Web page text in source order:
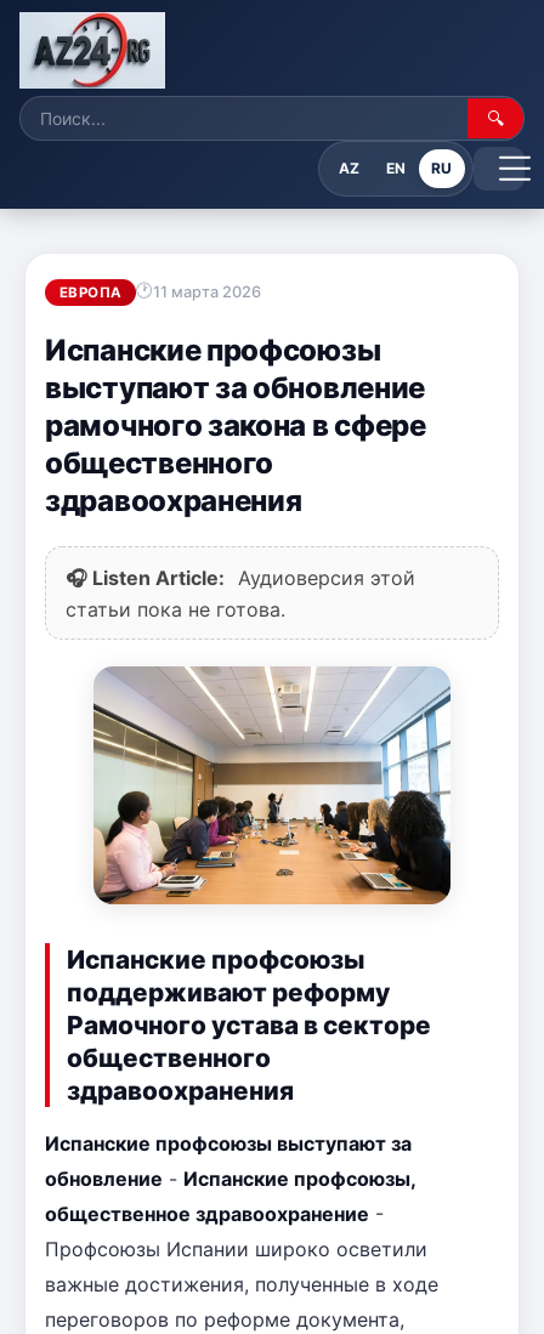
🔍
AZ EN RU
ЕВРОПА 11 марта 2026
Испанские профсоюзы
выступают за обновление
рамочного закона в сфере
общественного
здравоохранения
🎧 Listen Article:
Аудиоверсия этой
статьи пока не готова.
Испанские профсоюзы
поддерживают реформу
Рамочного устава в секторе
общественного
здравоохранения
Испанские профсоюзы выступают за
обновление - Испанские профсоюзы,
общественное здравоохранение -
Профсоюзы Испании широко осветили
важные достижения, полученные в ходе
переговоров по реформе документа,